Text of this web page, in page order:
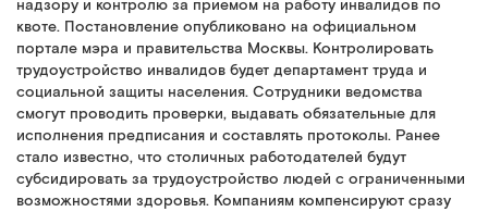
надзору и контролю за приемом на работу инвалидов по
квоте. Постановление опубликовано на официальном
портале мэра и правительства Москвы. Контролировать
трудоустройство инвалидов будет департамент труда и
социальной защиты населения. Сотрудники ведомства
смогут проводить проверки, выдавать обязательные для
исполнения предписания и составлять протоколы. Ранее
стало известно, что столичных работодателей будут
субсидировать за трудоустройство людей с ограниченными
возможностями здоровья. Компаниям компенсируют сразу